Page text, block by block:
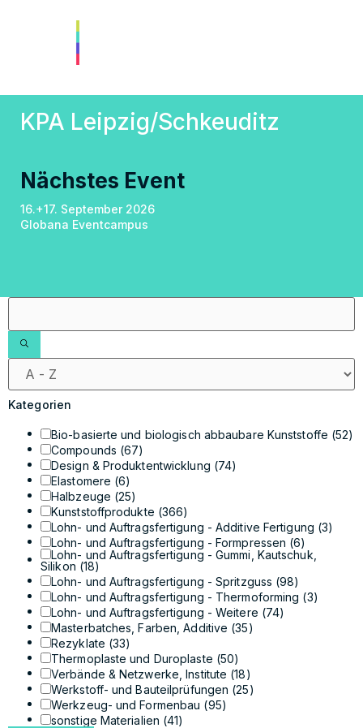
KPA Leipzig/Schkeuditz
Nächstes Event
16.+17. September 2026
Globana Eventcampus
Kategorien
Bio-basierte und biologisch abbaubare Kunststoffe (52)
Compounds (67)
Design & Produktentwicklung (74)
Elastomere (6)
Halbzeuge (25)
Kunststoffprodukte (366)
Lohn- und Auftragsfertigung - Additive Fertigung (3)
Lohn- und Auftragsfertigung - Formpressen (6)
Lohn- und Auftragsfertigung - Gummi, Kautschuk,
Silikon (18)
Lohn- und Auftragsfertigung - Spritzguss (98)
Lohn- und Auftragsfertigung - Thermoforming (3)
Lohn- und Auftragsfertigung - Weitere (74)
Masterbatches, Farben, Additive (35)
Rezyklate (33)
Thermoplaste und Duroplaste (50)
Verbände & Netzwerke, Institute (18)
Werkstoff- und Bauteilprüfungen (25)
Werkzeug- und Formenbau (95)
sonstige Materialien (41)